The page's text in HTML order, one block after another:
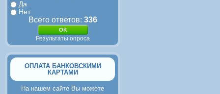
Да
Нет
Всего ответов: 336
Результаты опроса
ОПЛАТА БАНКОВСКИМИ
КАРТАМИ
На нашем сайте Вы можете